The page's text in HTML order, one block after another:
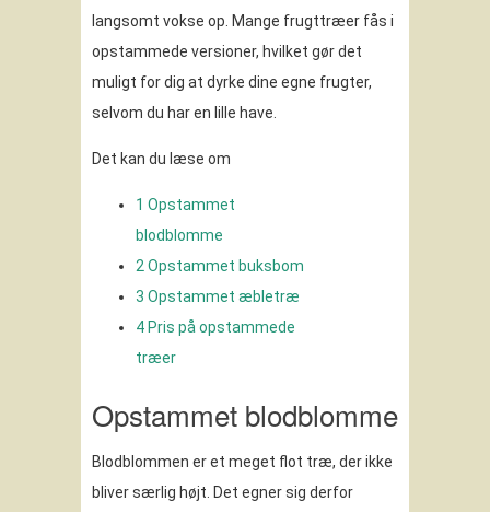
langsomt vokse op. Mange frugttræer fås i
opstammede versioner, hvilket gør det
muligt for dig at dyrke dine egne frugter,
selvom du har en lille have.
Det kan du læse om
1 Opstammet
blodblomme
2 Opstammet buksbom
3 Opstammet æbletræ
4 Pris på opstammede
træer
Opstammet blodblomme
Blodblommen er et meget flot træ, der ikke
bliver særlig højt. Det egner sig derfor